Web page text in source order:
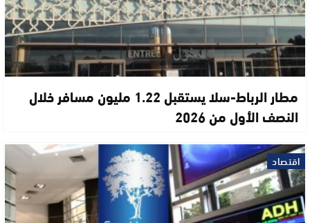
مطار الرباط-سلا يستقبل 1.22 مليون مسافر خلال
النصف الأول من 2026
اقتصاد